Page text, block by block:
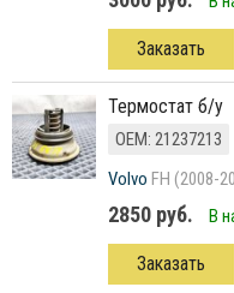
Заказать
Термостат б/у
ОЕМ: 21237213
Volvo FH (2008-
2850 руб. В
Заказать